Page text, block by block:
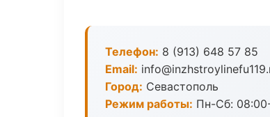
Телефон: 8 (913) 648 57 85
Email:
Город: Севастополь
Режим работы: Пн-Сб: